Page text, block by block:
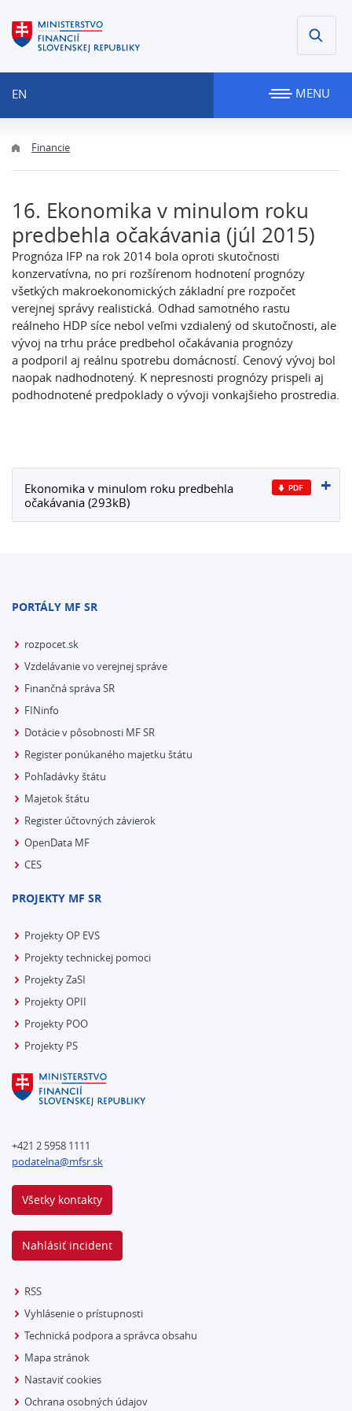
EN MENU
Financie
16. Ekonomika v minulom roku
predbehla očakávania (júl 2015)
Prognóza IFP na rok 2014 bola oproti skutočnosti
konzervatívna, no pri rozšírenom hodnotení prognózy
všetkých makroekonomických základní pre rozpočet
verejnej správy realistická. Odhad samotného rastu
reálneho HDP síce nebol veľmi vzdialený od skutočnosti, ale
vývoj na trhu práce predbehol očakávania prognózy
a podporil aj reálnu spotrebu domácností. Cenový vývoj bol
naopak nadhodnotený. K nepresnosti prognózy prispeli aj
podhodnotené predpoklady o vývoji vonkajšieho prostredia.
Ekonomika v minulom roku predbehla
očakávania (293kB)
PORTÁLY MF SR
rozpocet.sk
Vzdelávanie vo verejnej správe
Finančná správa SR
FINinfo
Dotácie v pôsobnosti MF SR
Register ponúkaného majetku štátu
Pohľadávky štátu
Majetok štátu
Register účtovných závierok
OpenData MF
CES
PROJEKTY MF SR
Projekty OP EVS
Projekty technickej pomoci
Projekty ZaSI
Projekty OPII
Projekty POO
Projekty PS
+421 2 5958 1111
podatelna@mfsr.sk
Všetky kontakty
Nahlásiť incident
RSS
Vyhlásenie o prístupnosti
Technická podpora a správca obsahu
Mapa stránok
Nastaviť cookies
Ochrana osobných údajov